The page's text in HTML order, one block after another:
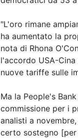
"L'oro rimane
ha aumentato la
nota di Rhona
l'accordo USA-
nuove tariffe sulle
Ma la People's
commissione per i
analisti a
certo sostegno